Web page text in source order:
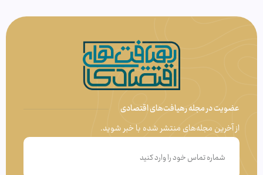
عضویت در مجله رهیافت‌های اقتصادی
از آخرین مجله‌های منتشر شده با خبر شوید.